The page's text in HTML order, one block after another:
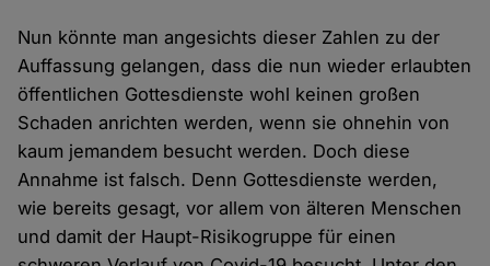
Nun könnte man angesichts dieser Zahlen zu der
Auffassung gelangen, dass die nun wieder erlaubten
öffentlichen Gottesdienste wohl keinen großen
Schaden anrichten werden, wenn sie ohnehin von
kaum jemandem besucht werden. Doch diese
Annahme ist falsch. Denn Gottesdienste werden,
wie bereits gesagt, vor allem von älteren Menschen
und damit der Haupt-Risikogruppe für einen